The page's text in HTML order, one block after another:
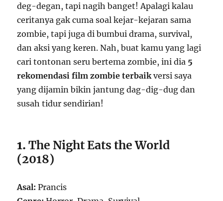
deg-degan, tapi nagih banget! Apalagi kalau
ceritanya gak cuma soal kejar-kejaran sama
zombie, tapi juga di bumbui drama, survival,
dan aksi yang keren. Nah, buat kamu yang lagi
cari tontonan seru bertema zombie, ini dia 5
rekomendasi film zombie terbaik versi saya
yang dijamin bikin jantung dag-dig-dug dan
susah tidur sendirian!
1.The Night Eats the World
(2018)
Asal: Prancis